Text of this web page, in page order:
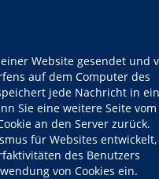
Website gesendet und
auf dem Computer des
jede Nachricht in
Sie eine weitere Seite vom
an den Server zurück.
für Websites
des Benutzers
von Cookies ein.
des
auf neuen
Kursprogramm der
ist da
2016